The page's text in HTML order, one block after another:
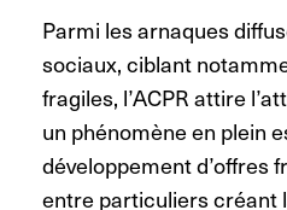
Parmi les arnaques
sociaux, ciblant
fragiles, l’ACPR attire
un phénomène en plein
développement d’offres
entre particuliers créant